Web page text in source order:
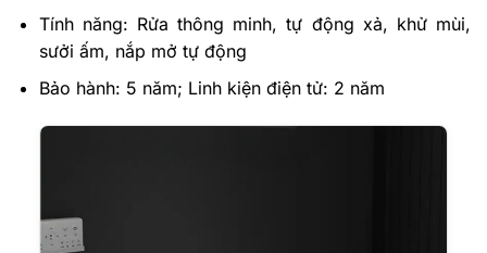
Tính năng: Rửa thông minh, tự động xả, khử mùi,
sưởi ấm, nắp mở tự động
Bảo hành: 5 năm; Linh kiện điện tử: 2 năm